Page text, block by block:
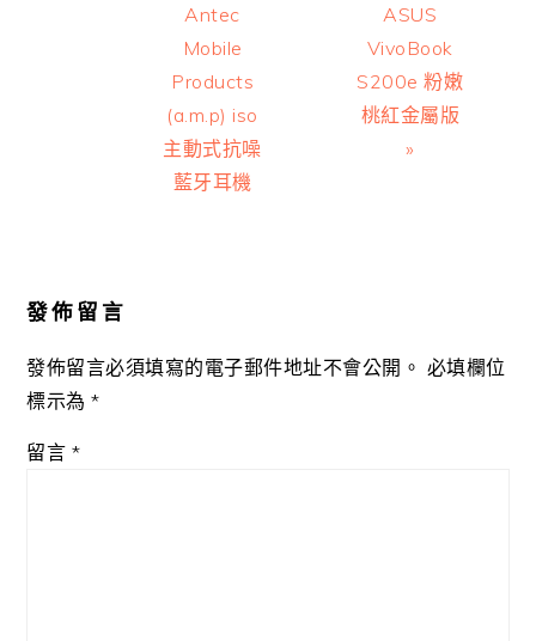
Antec
Mobile
Products
(a.m.p) iso
主動式抗噪
藍牙耳機
ASUS
VivoBook
S200e 粉嫩
桃紅金屬版
»
發佈留言
發佈留言必須填寫的電子郵件地址不會公開。 必填欄位
標示為*
留言 *